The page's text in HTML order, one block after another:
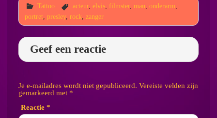
Tattoo acteur, elvis, filmster, man onderarm
portret, presley, rock zanger
Geef een reactie
Je e-mailadres wordt niet gepubliceerd. Vereiste velden zijn
gemarkeerd met *
Reactie *